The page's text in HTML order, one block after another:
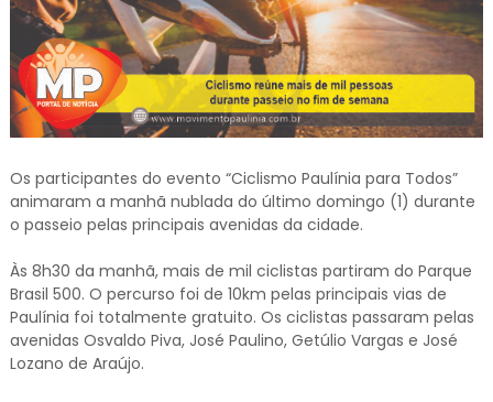
Os participantes do evento “Ciclismo Paulínia para Todos”
animaram a manhã nublada do último domingo (1) durante
o passeio pelas principais avenidas da cidade.
Às 8h30 da manhã, mais de mil ciclistas partiram do Parque
Brasil 500. O percurso foi de 10km pelas principais vias de
Paulínia foi totalmente gratuito. Os ciclistas passaram pelas
avenidas Osvaldo Piva, José Paulino, Getúlio Vargas e José
Lozano de Araújo.